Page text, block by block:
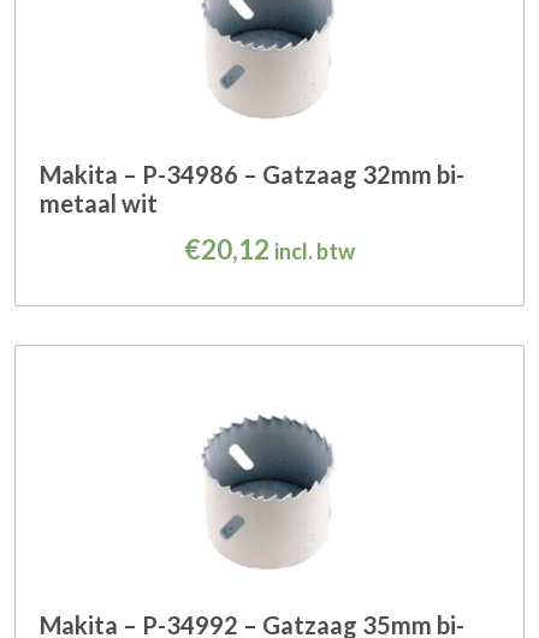
Makita – P-34986 – Gatzaag 32mm bi-
metaal wit
€20,12 incl. btw
Makita – P-34992 – Gatzaag 35mm bi-